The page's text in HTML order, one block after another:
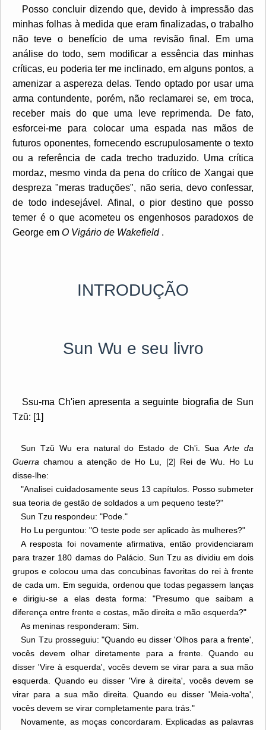
Posso concluir dizendo que, devido à impressão das
minhas folhas à medida que eram finalizadas, o trabalho
não teve o benefício de uma revisão final. Em uma
análise do todo, sem modificar a essência das minhas
críticas, eu poderia ter me inclinado, em alguns pontos, a
amenizar a aspereza delas. Tendo optado por usar uma
arma contundente, porém, não reclamarei se, em troca,
receber mais do que uma leve reprimenda. De fato,
esforcei-me para colocar uma espada nas mãos de
futuros oponentes, fornecendo escrupulosamente o texto
ou a referência de cada trecho traduzido. Uma crítica
mordaz, mesmo vinda da pena do crítico de Xangai que
despreza "meras traduções", não seria, devo confessar,
de todo indesejável. Afinal, o pior destino que posso
temer é o que acometeu os engenhosos paradoxos de
George em O Vigário de Wakefield.
INTRODUÇÃO
Sun Wu e seu livro
Ssu-ma Ch'ien apresenta a seguinte biografia de Sun
Tzŭ: [1]
Sun Tzŭ Wu era natural do Estado de Ch'i. SuaArte da
Guerra chamou a atenção de Ho Lu, [2] Rei de Wu. Ho Lu
disse-lhe:
"Analisei cuidadosamente seus 13 capítulos. Posso submeter
sua teoria de gestão de soldados a um pequeno teste?"
Sun Tzu respondeu: "Pode."
Ho Lu perguntou: "O teste pode ser aplicado às mulheres?"
A resposta foi novamente afirmativa, então providenciaram
para trazer 180 damas do Palácio. Sun Tzu as dividiu em dois
grupos e colocou uma das concubinas favoritas do rei à frente
de cada um. Em seguida, ordenou que todas pegassem lanças
e dirigiu-se a elas desta forma: "Presumo que saibam a
diferença entre frente e costas, mão direita e mão esquerda?"
As meninas responderam: Sim.
Sun Tzu prosseguiu: "Quando eu disser 'Olhos para a frente',
vocês devem olhar diretamente para a frente. Quando eu
disser 'Vire à esquerda', vocês devem se virar para a sua mão
esquerda. Quando eu disser 'Vire à direita', vocês devem se
virar para a sua mão direita. Quando eu disser 'Meia-volta',
vocês devem se virar completamente para trás."
Novamente, as moças concordaram. Explicadas as palavras